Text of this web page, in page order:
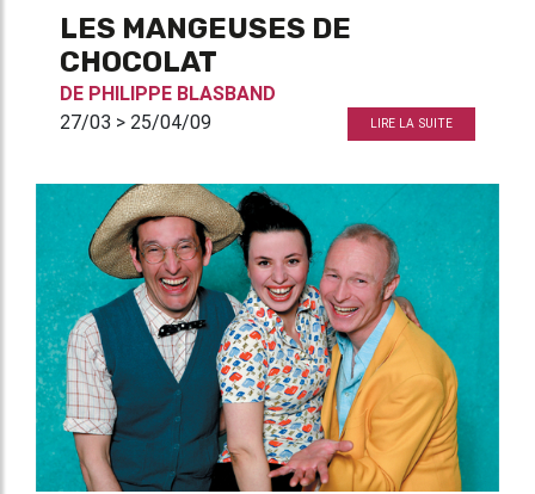
LES MANGEUSES DE
CHOCOLAT
DE PHILIPPE BLASBAND
27/03 > 25/04/09
LIRE LA SUITE